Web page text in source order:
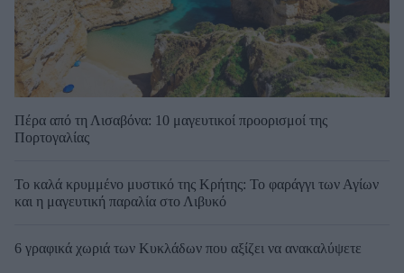
Πέρα από τη Λισαβόνα: 10 μαγευτικοί προορισμοί της
Πορτογαλίας
Το καλά κρυμμένο μυστικό της Κρήτης: Το φαράγγι των Αγίων
και η μαγευτική παραλία στο Λιβυκό
6 γραφικά χωριά των Κυκλάδων που αξίζει να ανακαλύψετε